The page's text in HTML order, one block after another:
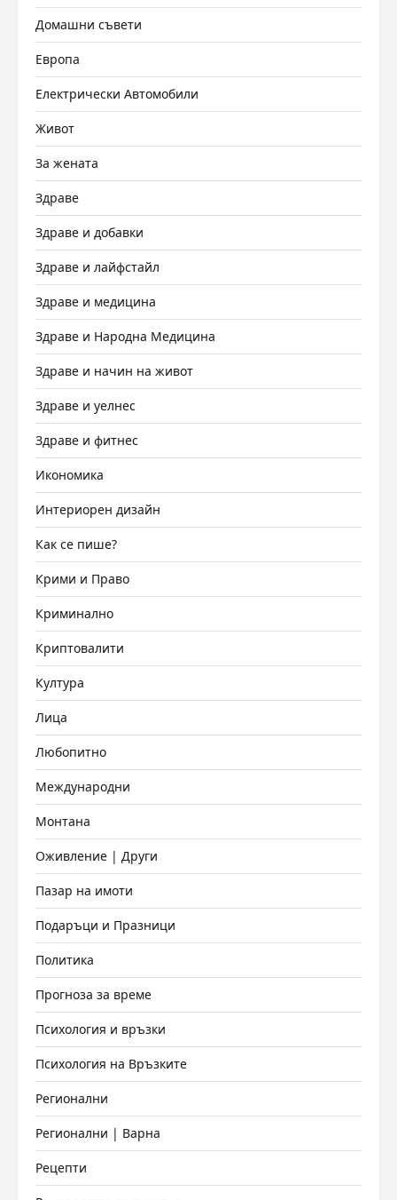
Домашни съвети
Европа
Електрически Автомобили
Живот
За жената
Здраве
Здраве и добавки
Здраве и лайфстайл
Здраве и медицина
Здраве и Народна Медицина
Здраве и начин на живот
Здраве и уелнес
Здраве и фитнес
Икономика
Интериорен дизайн
Как се пише?
Крими и Право
Криминално
Криптовалити
Култура
Лица
Любопитно
Международни
Монтана
Оживление | Други
Пазар на имоти
Подаръци и Празници
Политика
Прогноза за време
Психология и връзки
Психология на Връзките
Регионални
Регионални | Варна
Рецепти